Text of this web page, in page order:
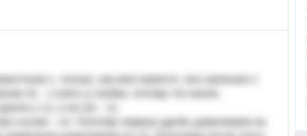
с, только, как мне кажется, оно записано с
случае - 14. Поэтому первую дробь домножаем на